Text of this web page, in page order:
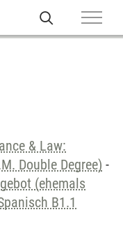
& Law:
Double Degree) -
(ehemals
B1.1